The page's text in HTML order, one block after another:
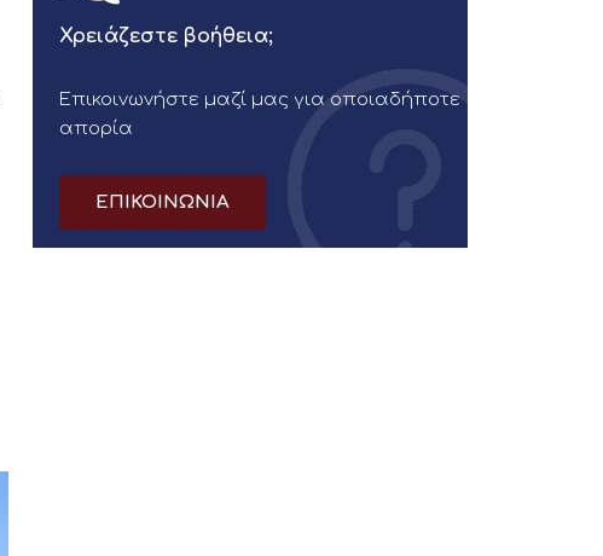
Χρειάζεστε βοήθεια;
Επικοινωνήστε μαζί μας για οποιαδήποτε
απορία
ΕΠΙΚΟΙΝΩΝΙΑ